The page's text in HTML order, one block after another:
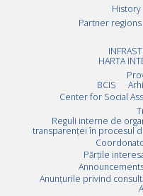
History
Partner regions
HARTA
BCIS
Center for Social
Reguli interne de
transparenței în procesul
Părțile
Anunțurile privind